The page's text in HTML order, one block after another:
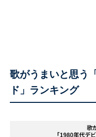
歌がうまいと思う
ド」ランキング